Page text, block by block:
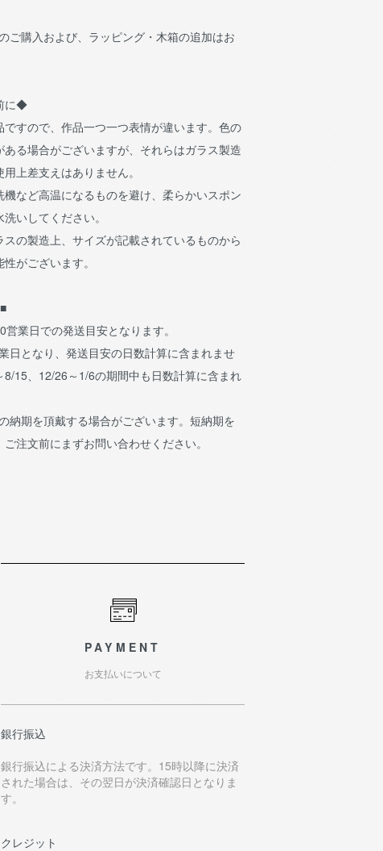
ご購入および、ラッピング・木箱の追加はお
に◆
ですので、作品一つ一つ表情が違います。色の
る場合がございますが、それらはガラス製造
上差支えはありません。
機など高温になるものを避け、柔らかいスポン
いしてください。
スの製造上、サイズが記載されているものから
がございます。
業日での発送目安となります。
日となり、発送目安の日数計算に含まれませ
8/15、12/26～1/6の期間中も日数計算に含まれ
納期を頂戴する場合がございます。短納期を
注文前にまずお問い合わせください。
PAYMENT
お支払いについて
銀行振込
銀行振込による決済方法です。15時以降に決済
された場合は、その翌日が決済確認日となりま
す。
クレジット